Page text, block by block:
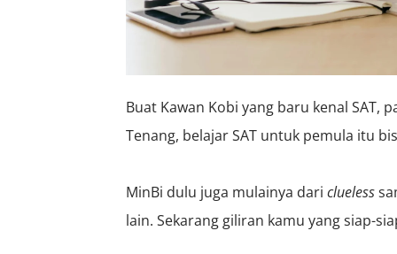
Buat Kawan Kobi yang baru kenal SAT,
Tenang, belajar SAT untuk pemula itu
MinBi dulu juga mulainya dari clueless
lain. Sekarang giliran kamu yang siap-